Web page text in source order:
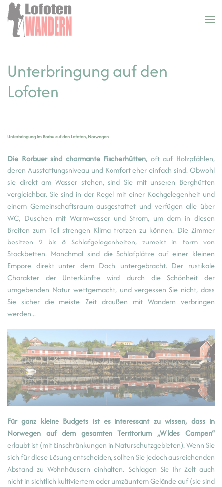
Zum Hauptinhalt springen
Unterbringung auf den
Lofoten
Unterbringung im Rorbu auf den Lofoten, Norwegen
Die Rorbuer sind charmante Fischerhütten, oft auf Holzpfählen,
deren Ausstattungsniveau und Komfort eher einfach sind. Obwohl
sie direkt am Wasser stehen, sind Sie mit unseren Berghütten
vergleichbar. Sie sind in der Regel mit einer Kochgelegenheit und
einem Gemeinschaftsraum ausgestattet und verfügen alle über
WC, Duschen mit Warmwasser und Strom, um dem in diesen
Breiten zum Teil strengen Klima trotzen zu können. Die Zimmer
besitzen 2 bis 8 Schlafgelegenheiten, zumeist in Form von
Stockbetten. Manchmal sind die Schlafplätze auf einer kleinen
Empore direkt unter dem Dach untergebracht. Der rustikale
Charakter der Unterkünfte wird durch die Schönheit der
umgebenden Natur wettgemacht, und vergessen Sie nicht, dass
Sie sicher die meiste Zeit draußen mit Wandern verbringen
werden...
Für ganz kleine Budgets ist es interessant zu wissen, dass in
Norwegen auf dem gesamten Territorium „Wildes Campen“
erlaubt ist (mit Einschränkungen in Naturschutzgebieten). Wenn Sie
sich für diese Lösung entscheiden, sollten Sie jedoch ausreichenden
Abstand zu Wohnhäusern einhalten. Schlagen Sie Ihr Zelt auch
nicht in sichtlich kultiviertem oder umzäuntem Gelände auf (sie sind
Cookie-Einstellungen